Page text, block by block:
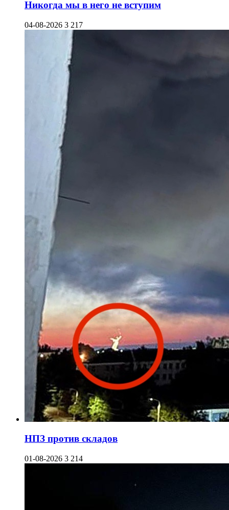
Никогда мы в него не вступим
04-08-2026 3 217
НПЗ против складов
01-08-2026 3 214